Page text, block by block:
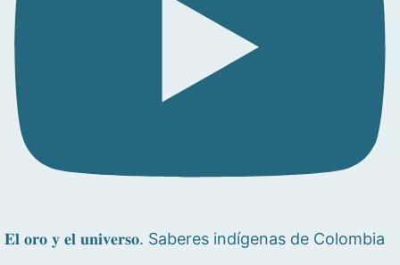
𝐄𝐥 𝐨𝐫𝐨 𝐲 𝐞𝐥 𝐮𝐧𝐢𝐯𝐞𝐫𝐬𝐨. Saberes indígenas de Colombia